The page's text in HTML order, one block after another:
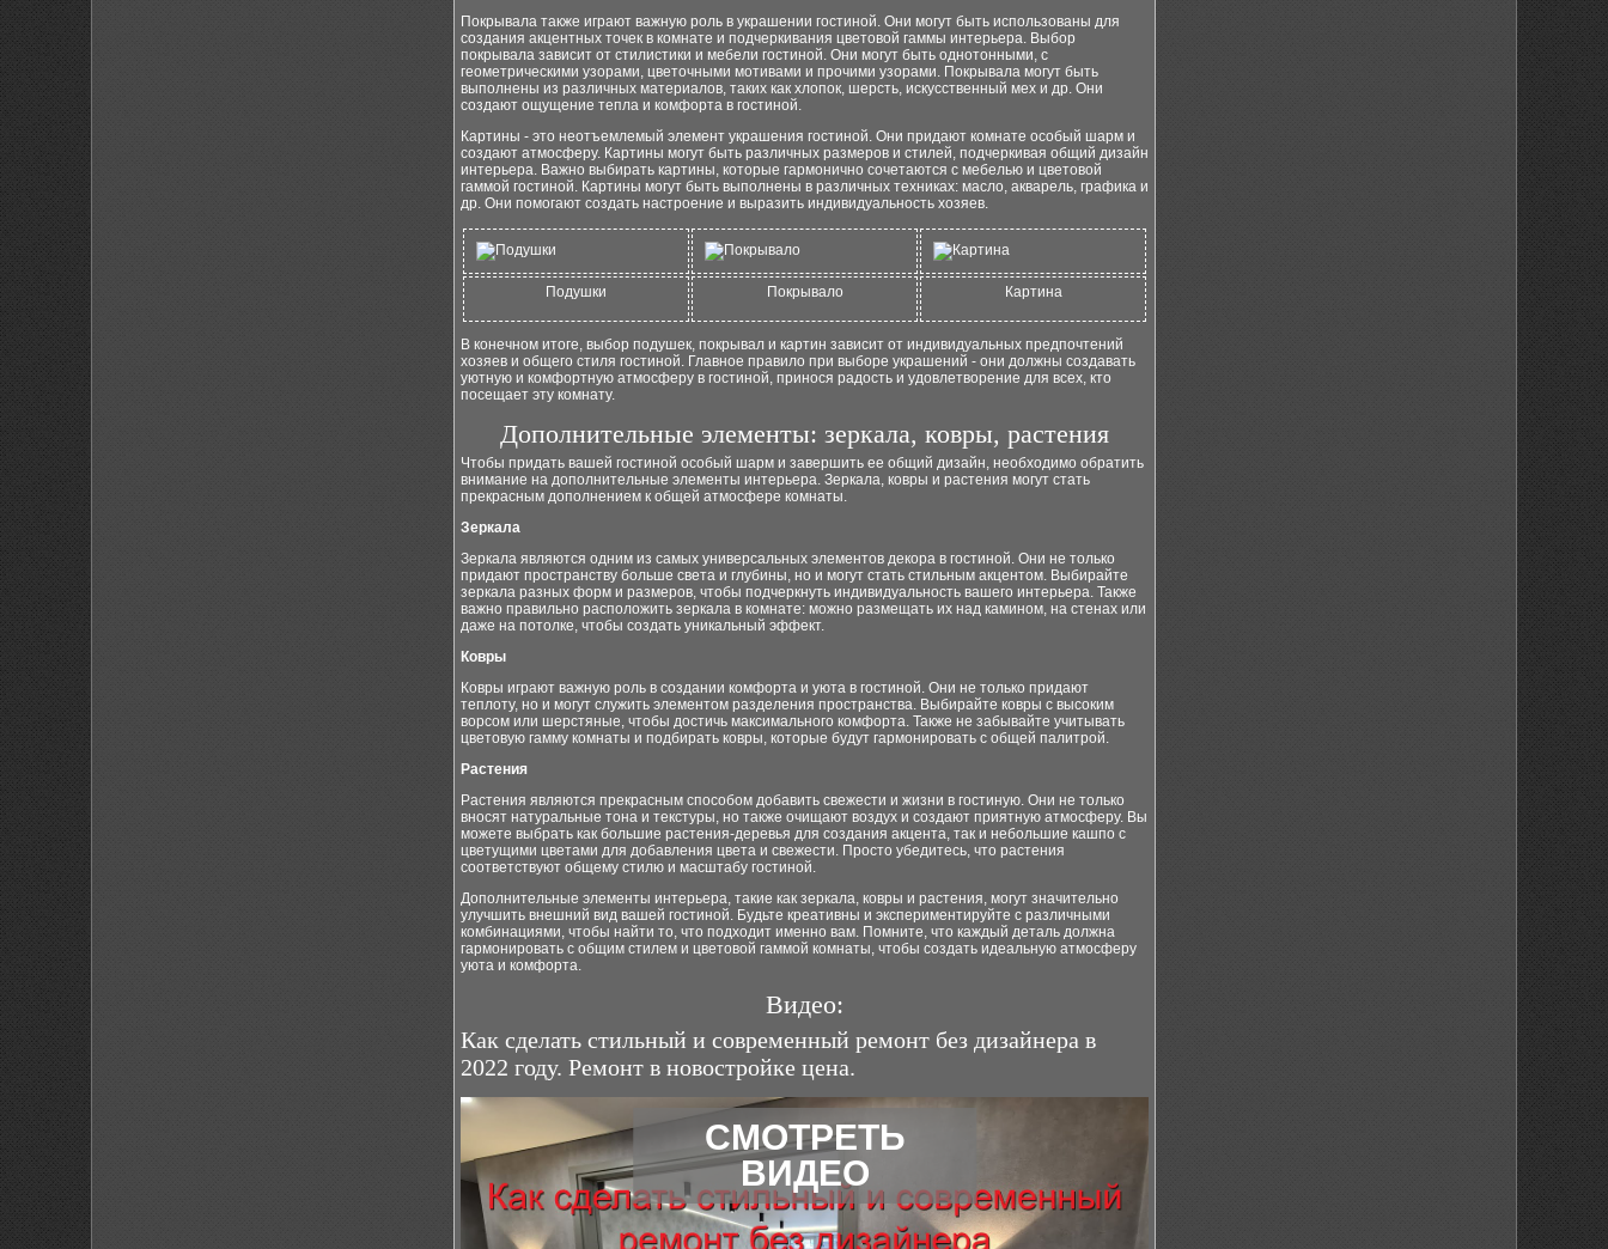
Покрывала также играют важную роль в украшении гостиной. Они могут быть использованы для
создания акцентных точек в комнате и подчеркивания цветовой гаммы интерьера. Выбор
покрывала зависит от стилистики и мебели гостиной. Они могут быть однотонными, с
геометрическими узорами, цветочными мотивами и прочими узорами. Покрывала могут быть
выполнены из различных материалов, таких как хлопок, шерсть, искусственный мех и др. Они
создают ощущение тепла и комфорта в гостиной.
Картины - это неотъемлемый элемент украшения гостиной. Они придают комнате особый шарм и
создают атмосферу. Картины могут быть различных размеров и стилей, подчеркивая общий дизайн
интерьера. Важно выбирать картины, которые гармонично сочетаются с мебелью и цветовой
гаммой гостиной. Картины могут быть выполнены в различных техниках: масло, акварель, графика и
др. Они помогают создать настроение и выразить индивидуальность хозяев.
Подушки Покрывало Картина
В конечном итоге, выбор подушек, покрывал и картин зависит от индивидуальных предпочтений
хозяев и общего стиля гостиной. Главное правило при выборе украшений - они должны создавать
уютную и комфортную атмосферу в гостиной, принося радость и удовлетворение для всех, кто
посещает эту комнату.
Дополнительные элементы: зеркала, ковры, растения
Чтобы придать вашей гостиной особый шарм и завершить ее общий дизайн, необходимо обратить
внимание на дополнительные элементы интерьера. Зеркала, ковры и растения могут стать
прекрасным дополнением к общей атмосфере комнаты.
Зеркала
Зеркала являются одним из самых универсальных элементов декора в гостиной. Они не только
придают пространству больше света и глубины, но и могут стать стильным акцентом. Выбирайте
зеркала разных форм и размеров, чтобы подчеркнуть индивидуальность вашего интерьера. Также
важно правильно расположить зеркала в комнате: можно размещать их над камином, на стенах или
даже на потолке, чтобы создать уникальный эффект.
Ковры
Ковры играют важную роль в создании комфорта и уюта в гостиной. Они не только придают
теплоту, но и могут служить элементом разделения пространства. Выбирайте ковры с высоким
ворсом или шерстяные, чтобы достичь максимального комфорта. Также не забывайте учитывать
цветовую гамму комнаты и подбирать ковры, которые будут гармонировать с общей палитрой.
Растения
Растения являются прекрасным способом добавить свежести и жизни в гостиную. Они не только
вносят натуральные тона и текстуры, но также очищают воздух и создают приятную атмосферу. Вы
можете выбрать как большие растения-деревья для создания акцента, так и небольшие кашпо с
цветущими цветами для добавления цвета и свежести. Просто убедитесь, что растения
соответствуют общему стилю и масштабу гостиной.
Дополнительные элементы интерьера, такие как зеркала, ковры и растения, могут значительно
улучшить внешний вид вашей гостиной. Будьте креативны и экспериментируйте с различными
комбинациями, чтобы найти то, что подходит именно вам. Помните, что каждый деталь должна
гармонировать с общим стилем и цветовой гаммой комнаты, чтобы создать идеальную атмосферу
уюта и комфорта.
Видео:
Как сделать стильный и современный ремонт без дизайнера в
2022 году. Ремонт в новостройке цена.
СМОТРЕТЬ
ВИДЕО